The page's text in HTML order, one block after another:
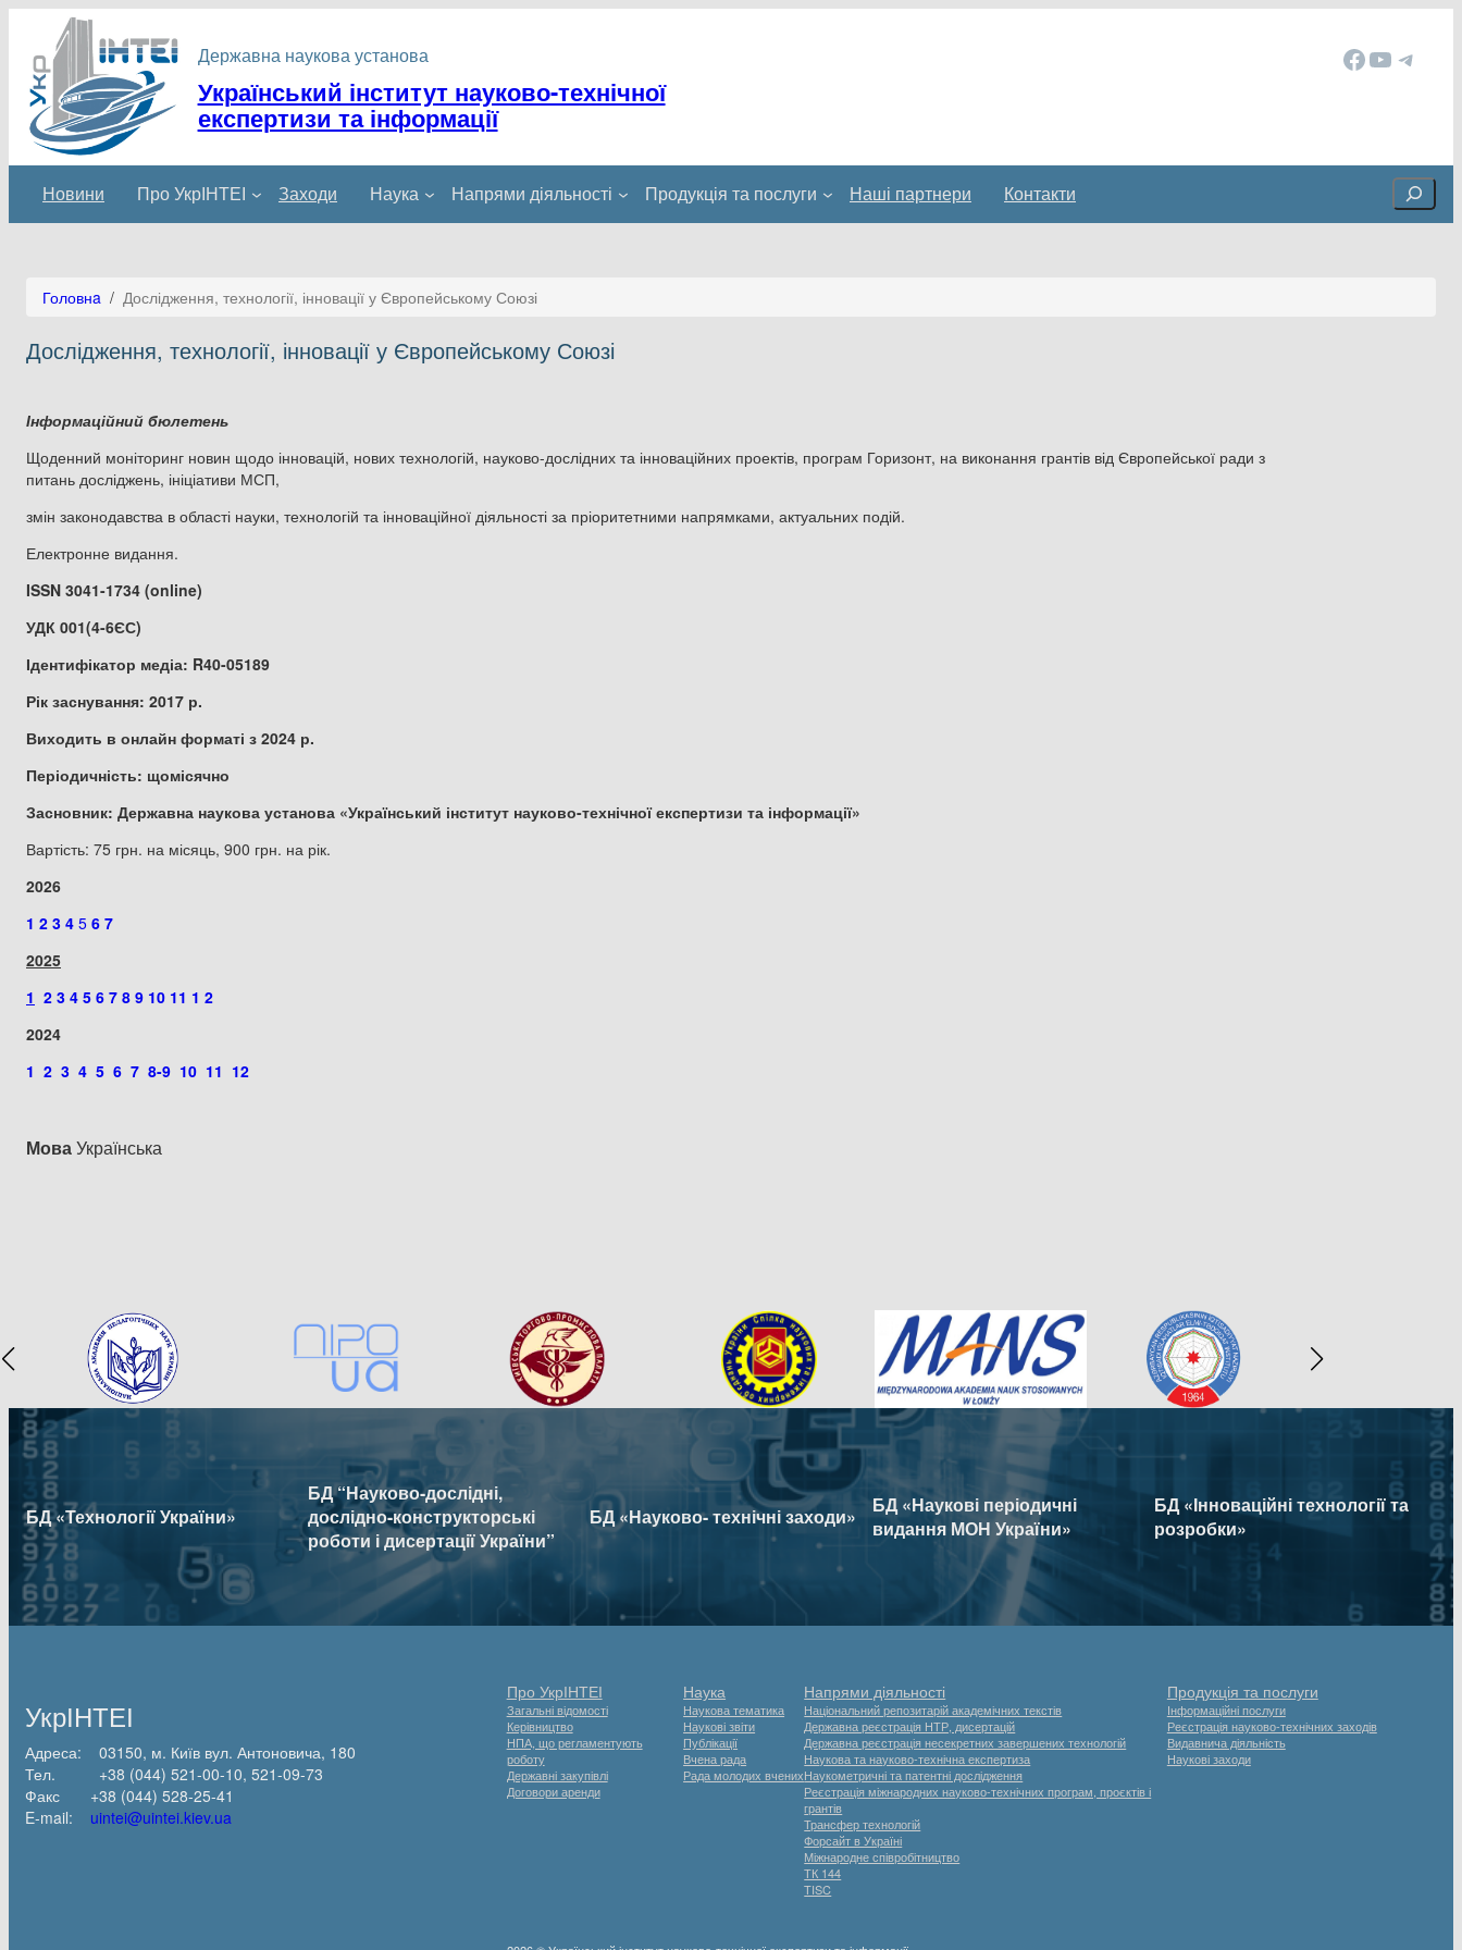
Державна наукова установа
Український інститут науково-технічної
експертизи та інформації
Facebook YouTube Telegram
Новини Про УкрІНТЕІ Заходи Наука Напрями діяльності Продукція та послуги Наші партнери Контакти Cerca
Головнa / Дослідження, технології, інновації у Європейському Союзі
Дослідження, технології, інновації у Європейському Союзі
Інформаційний бюлетень
Щоденний моніторинг новин щодо інновацій, нових технологій, науково-дослідних та інноваційних проектів, програм Горизонт, на виконання грантів від Європейської ради з
питань досліджень, ініціативи МСП,
змін законодавства в області науки, технологій та інноваційної діяльності за пріоритетними напрямками, актуальних подій.
Електронне видання.
ISSN 3041-1734 (online)
УДК 001(4-6ЄС)
Ідентифікатор медіа: R40-05189
Рік заснування: 2017 р.
Виходить в онлайн форматі з 2024 р.
Періодичність: щомісячно
Засновник: Державна наукова установа «Український інститут науково-технічної експертизи та інформації»
Вартість: 75 грн. на місяць, 900 грн. на рік.
2026
1 2 3 4 5 6 7
2025
1 2 3 4 5 6 7 8 9 10 11 1 2
2024
1 2 3 4 5 6 7 8-9 10 11 12
МоваУкраїнська
БД «Технології України»
БД “Науково-дослідні,
дослідно-конструкторські
роботи і дисертації України”
БД «Науково- технічні заходи»
БД «Наукові періодичні
видання МОН України»
БД «Інноваційні технології та
розробки»
УкрІНТЕІ
Адреса: 03150, м. Київ вул. Антоновича, 180
Тел. +38 (044) 521-00-10, 521-09-73
Факс +38 (044) 528-25-41
E-mail: uintei@uintei.kiev.ua
Про УкрІНТЕІ
Загальні відомості
Керівництво
НПА, що регламентують
роботу
Державні закупівлі
Договори аренди
Наука
Наукова тематика
Наукові звіти
Публікації
Вчена рада
Рада молодих вчених
Напрями діяльності
Національний репозитарій академічних текстів
Державна реєстрація НТР, дисертацій
Державна реєстрація несекретних завершених технологій
Наукова та науково-технічна експертиза
Наукометричні та патентні дослідження
Реєстрація міжнародних науково-технічних програм, проєктів і
грантів
Трансфер технологій
Форсайт в Україні
Міжнародне співробітництво
ТК 144
TISC
Продукція та послуги
Інформаційні послуги
Реєстрація науково-технічних заходів
Видавнича діяльність
Наукові заходи